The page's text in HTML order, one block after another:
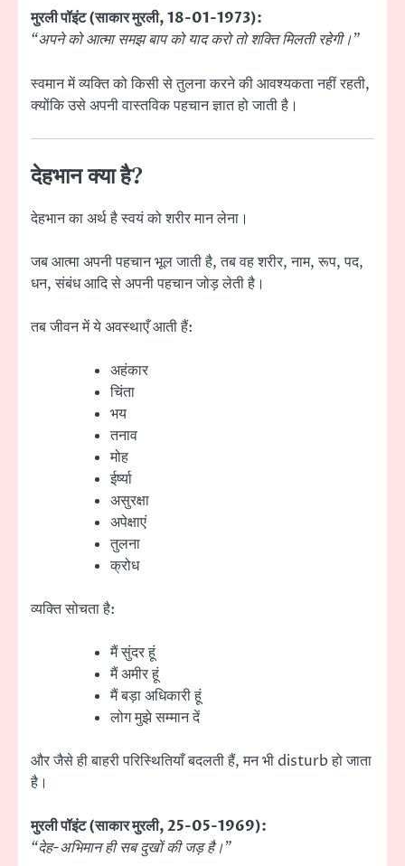
मुरली पॉइंट (साकार मुरली, 18-01-1973):
“अपने को आत्मा समझ बाप को याद करो तो शक्ति मिलती रहेगी।”
स्वमान में व्यक्ति को किसी से तुलना करने की आवश्यकता नहीं रहती,
क्योंकि उसे अपनी वास्तविक पहचान ज्ञात हो जाती है।
देहभान क्या है?
देहभान का अर्थ है स्वयं को शरीर मान लेना।
जब आत्मा अपनी पहचान भूल जाती है, तब वह शरीर, नाम, रूप, पद,
धन, संबंध आदि से अपनी पहचान जोड़ लेती है।
तब जीवन में ये अवस्थाएँ आती हैं:
अहंकार
चिंता
भय
तनाव
मोह
ईर्ष्या
असुरक्षा
अपेक्षाएं
तुलना
क्रोध
व्यक्ति सोचता है:
मैं सुंदर हूं
मैं अमीर हूं
मैं बड़ा अधिकारी हूं
लोग मुझे सम्मान दें
और जैसे ही बाहरी परिस्थितियाँ बदलती हैं, मन भी disturb हो जाता
है।
मुरली पॉइंट (साकार मुरली, 25-05-1969):
“देह-अभिमान ही सब दुखों की जड़ है।”